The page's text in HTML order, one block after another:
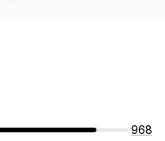
968